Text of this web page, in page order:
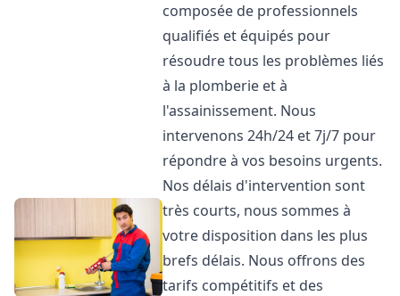
composée de professionnels
qualifiés et équipés pour
résoudre tous les problèmes liés
à la plomberie et à
l'assainissement. Nous
intervenons 24h/24 et 7j/7 pour
répondre à vos besoins urgents.
Nos délais d'intervention sont
très courts, nous sommes à
votre disposition dans les plus
brefs délais. Nous offrons des
tarifs compétitifs et des